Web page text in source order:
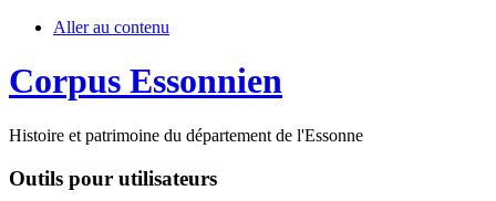
Aller au contenu
Corpus Essonnien
Histoire et patrimoine du département de l'Essonne
Outils pour utilisateurs